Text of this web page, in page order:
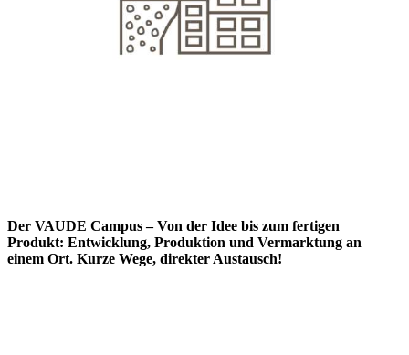
Der VAUDE Campus – Von der Idee bis zum fertigen
Produkt: Entwicklung, Produktion und Vermarktung an
einem Ort. Kurze Wege, direkter Austausch!